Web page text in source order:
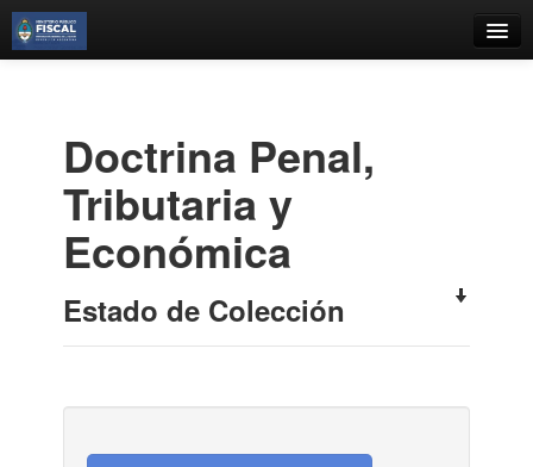
Estantes Virtuales
Contacto
Iniciar sesión
Doctrina Penal,
Tributaria y
Económica
Estado de Colección